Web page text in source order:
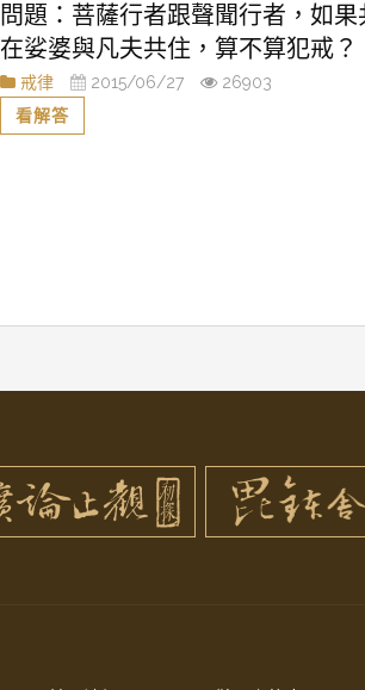
菩薩行者跟聲聞行者，如
在娑婆與凡夫共住，算不算犯戒？
戒律 2015/06/27
26903
看解答